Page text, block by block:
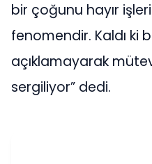
bir çoğunu hayır
fenomendir. Kaldı ki
açıklamayarak
sergiliyor” dedi.